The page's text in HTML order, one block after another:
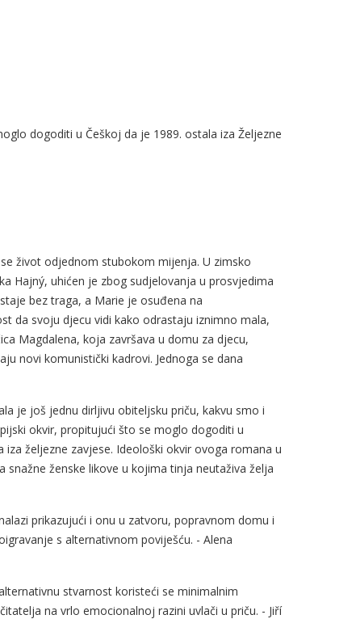
dogoditi u Češkoj da je 1989. ostala iza Željezne
život odjednom stubokom mijenja. U zimsko
Hajný, uhićen je zbog sudjelovanja u prosvjedima
bez traga, a Marie je osuđena na
da svoju djecu vidi kako odrastaju iznimno mala,
Magdalena, koja završava u domu za djecu,
novi komunistički kadrovi. Jednoga se dana
je još jednu dirljivu obiteljsku priču, kakvu smo i
okvir, propitujući što se moglo dogoditi u
željezne zavjese. Ideološki okvir ovoga romana u
ženske likove u kojima tinja neutaživa želja
prikazujući i onu u zatvoru, popravnom domu i
s alternativnom poviješću. - Alena
stvarnost koristeći se minimalnim
na vrlo emocionalnoj razini uvlači u priču. - Jiří